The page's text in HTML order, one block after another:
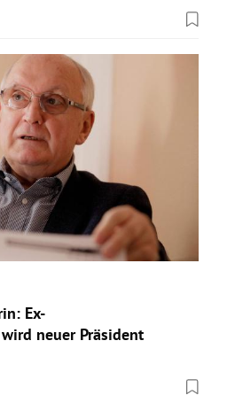
Ex-
neuer Präsident